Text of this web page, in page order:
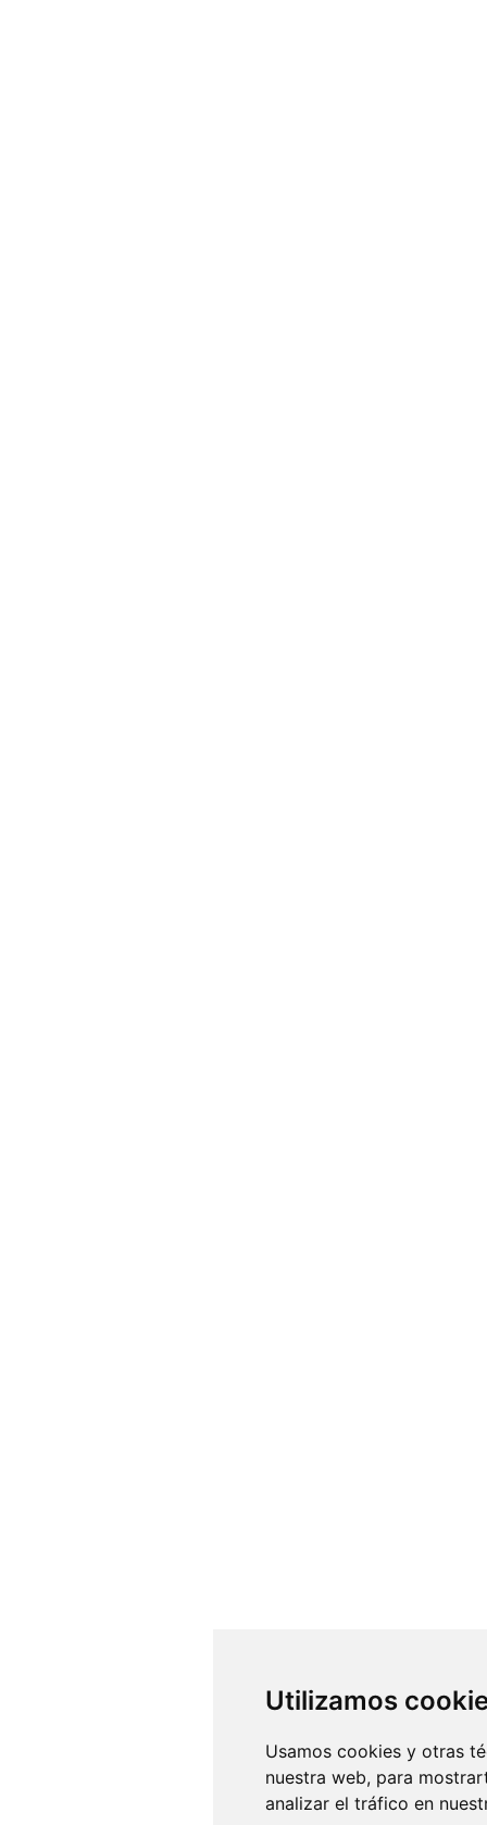
Utilizamos
Usamos cookies y otras
nuestra web, para
analizar el tráfico en